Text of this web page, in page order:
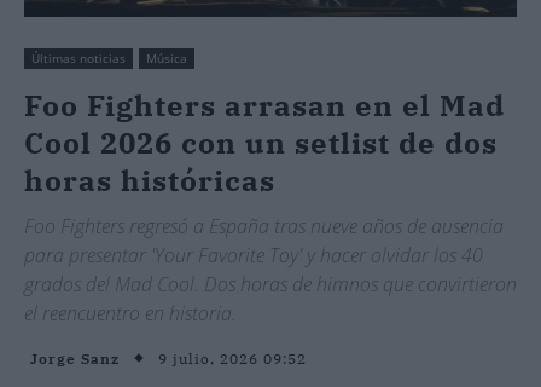
Últimas noticias Música
Foo Fighters arrasan en el Mad
Cool 2026 con un setlist de dos
horas históricas
Foo Fighters regresó a España tras nueve años de ausencia
para presentar 'Your Favorite Toy' y hacer olvidar los 40
grados del Mad Cool. Dos horas de himnos que convirtieron
el reencuentro en historia.
Jorge Sanz 9 julio, 2026 09:52